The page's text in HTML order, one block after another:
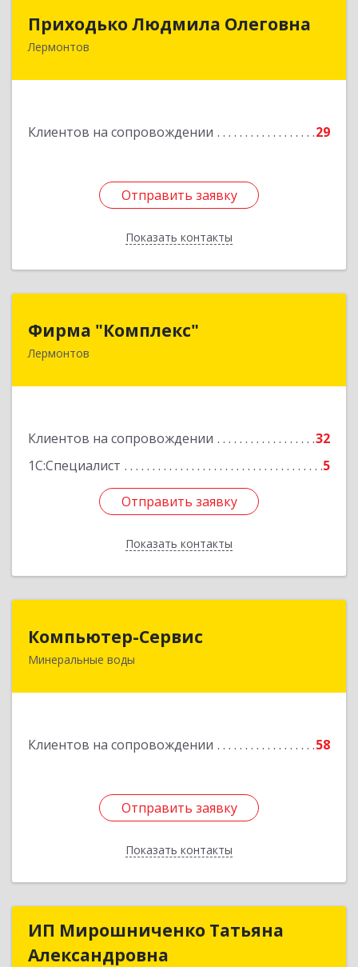
Приходько Людмила Олеговна
Лермонтов
Клиентов на сопровождении 29
Отправить заявку
Показать контакты
357341, Лермонтов г, П.Лумумбы ул, дом №
Отправить заявку
Назад
Фирма "Комплекс"
Лермонтов
Клиентов на сопровождении
32
1С:Специалист
5
Отправить заявку
Показать контакты
357348, Ставропольский край, Лермонтов г,
Отправить заявку
Назад
Компьютер-Сервис
Минеральные воды
Клиентов на сопровождении 58
Отправить заявку
Показать контакты
357202, Ставропольский край, Минеральные
Отправить заявку
Назад
ИП Мирошниченко Татьяна
Александровна
ИП Мирошниченко Татьяна